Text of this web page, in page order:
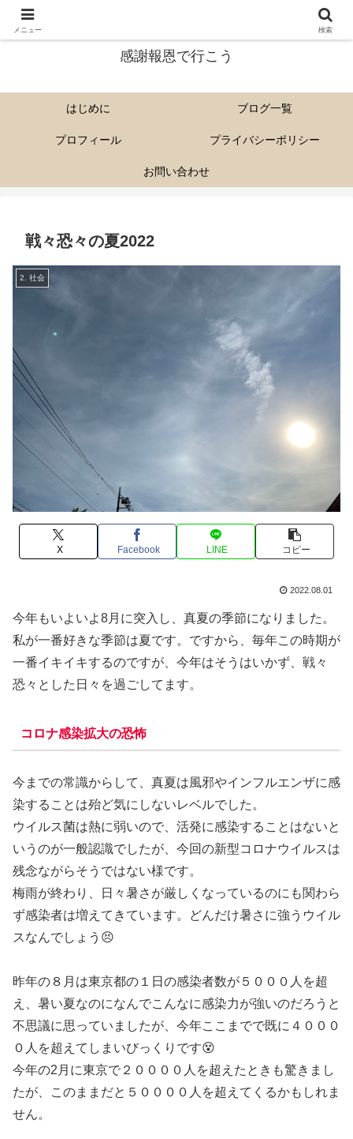
感謝報恩で行こう
はじめに ブログ一覧
プロフィール プライバシーポリシー
お問い合わせ
戦々恐々の夏2022
2. 社会
X Facebook LINE コピー
2022.08.01
今年もいよいよ8月に突入し、真夏の季節になりました。
私が一番好きな季節は夏です。ですから、毎年この時期が
一番イキイキするのですが、今年はそうはいかず、戦々
恐々とした日々を過ごしてます。
コロナ感染拡大の恐怖
今までの常識からして、真夏は風邪やインフルエンザに感
染することは殆ど気にしないレベルでした。
ウイルス菌は熱に弱いので、活発に感染することはないと
いうのが一般認識でしたが、今回の新型コロナウイルスは
残念ながらそうではない様です。
梅雨が終わり、日々暑さが厳しくなっているのにも関わら
ず感染者は増えてきています。どんだけ暑さに強うウイル
スなんでしょう😣
昨年の８月は東京都の１日の感染者数が５０００人を超
え、暑い夏なのになんでこんなに感染力が強いのだろうと
不思議に思っていましたが、今年ここまでで既に４０００
０人を超えてしまいびっくりです😵
今年の2月に東京で２００００人を超えたときも驚きまし
たが、このままだと５００００人を超えてくるかもしれま
せん。
メニュー 検索